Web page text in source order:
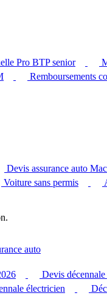
Pro BTP senior
Remboursements
Devis assurance auto
Voiture sans permis
auto
Devis
électricien